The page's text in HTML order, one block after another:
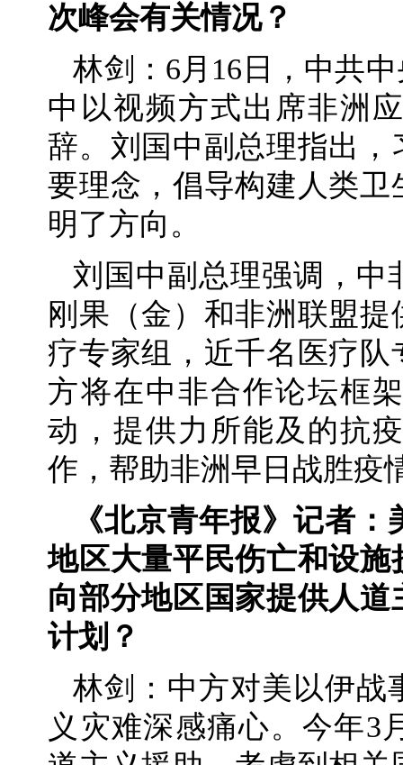
次峰会有关情况？
林剑：6月16日，中共
中以视频方式出席非洲
辞。刘国中副总理指出
要理念，倡导构建人类
明了方向。
刘国中副总理强调，中
刚果（金）和非洲联盟
疗专家组，近千名医疗
方将在中非合作论坛框
动，提供力所能及的抗
作，帮助非洲早日战胜疫
《北京青年报》记者
地区大量平民伤亡和设
向部分地区国家提供人
计划？
林剑：中方对美以伊战
义灾难深感痛心。今年3